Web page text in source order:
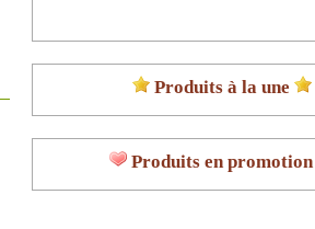
Produits à la une
Produits en promotion